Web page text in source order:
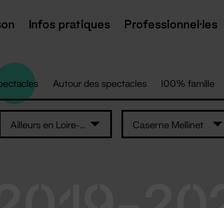
Infos pratiques Professionnel·les
Autour des spectacles 100% famille
Ailleurs en Loire-Atlantique Caserne Mellinet